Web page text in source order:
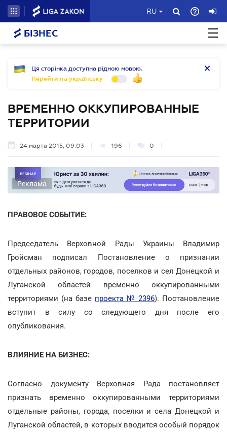
RU
БІЗНЕС
Ця сторінка доступна рідною мовою.
Перейти на українську
ВРЕМЕННО ОККУПИРОВАННЫЕ
ТЕРРИТОРИИ
24 марта 2015, 09:03 196 0
Реклама
ПРАВОВОЕ СОБЫТИЕ:
Председатель Верховной Рады Украины Владимир
Гройсман подписал Постановление о признании
отдельных районов, городов, поселков и сел Донецкой и
Луганской областей временно оккупированными
территориями (на базе проекта № 2396). Постановление
вступит в силу со следующего дня после его
опубликования.
ВЛИЯНИЕ НА БИЗНЕС:
Согласно документу Верховная Рада постановляет
признать временно оккупированными территориями
отдельные районы, города, поселки и села Донецкой и
Луганской областей, в которых вводится особый порядок